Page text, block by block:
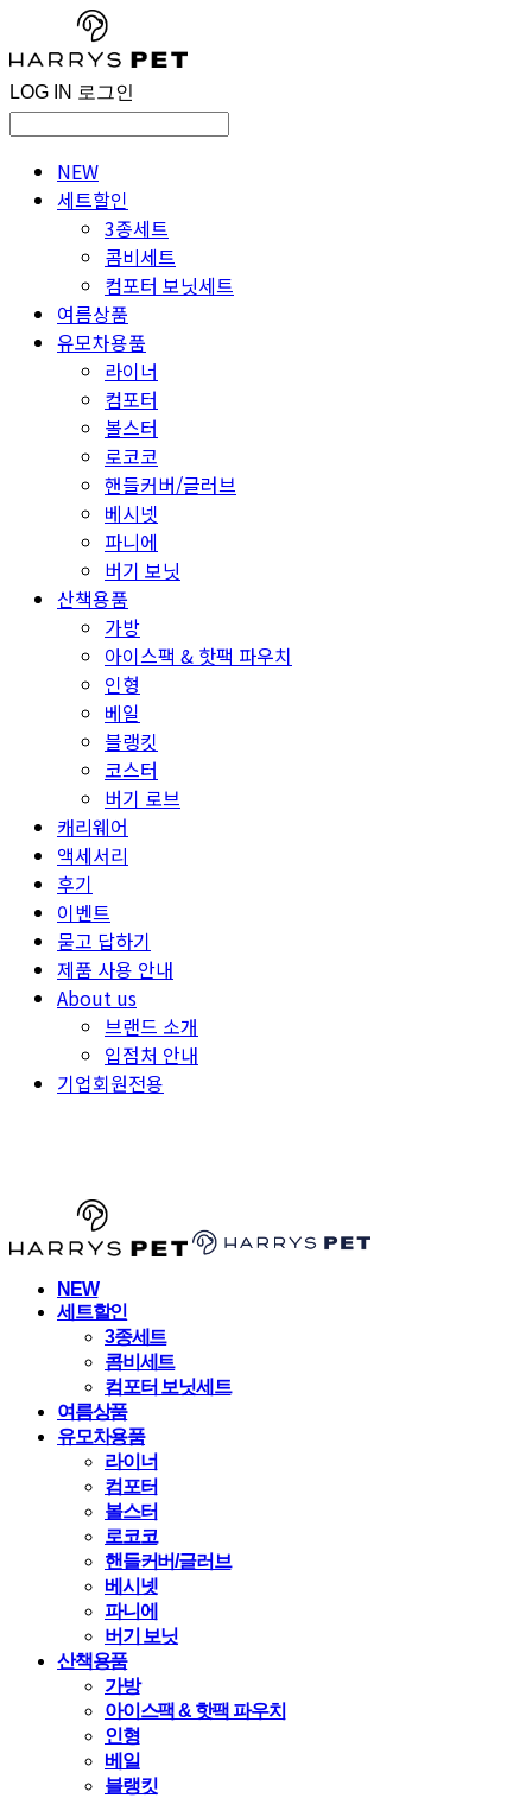
LOG IN 로그인
NEW
세트할인
3종세트
콤비세트
컴포터 보닛세트
여름상품
유모차용품
라이너
컴포터
볼스터
로코코
핸들커버/글러브
베시넷
파니에
버기 보닛
산책용품
가방
아이스팩 & 핫팩 파우치
인형
베일
블랭킷
코스터
버기 로브
캐리웨어
액세서리
후기
이벤트
묻고 답하기
제품 사용 안내
About us
브랜드 소개
입점처 안내
기업회원전용
NEW
세트할인
3종세트
콤비세트
컴포터 보닛세트
여름상품
유모차용품
라이너
컴포터
볼스터
로코코
핸들커버/글러브
베시넷
파니에
버기 보닛
산책용품
가방
아이스팩 & 핫팩 파우치
인형
베일
블랭킷